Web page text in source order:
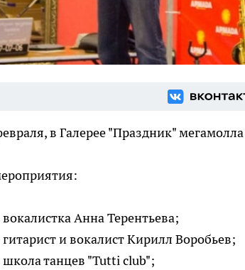
в Галерее "Праздник"
Анна Терентьева;
и вокалист Кирилл Воробьев;
танцев "Tutti club";